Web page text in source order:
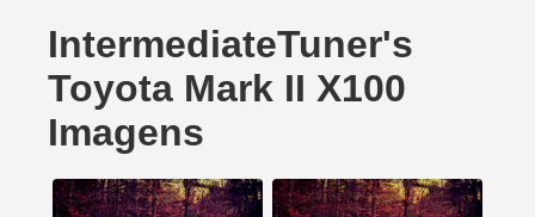
IntermediateTuner's
Toyota Mark II X100
Imagens